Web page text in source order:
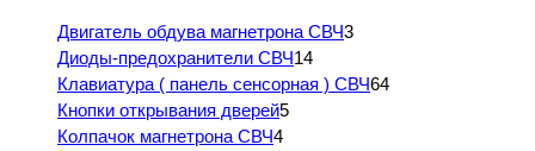
Двигатель обдува магнетрона СВЧ3
Диоды-предохранители СВЧ14
Клавиатура ( панель сенсорная ) СВЧ64
Кнопки открывания дверей5
Колпачок магнетрона СВЧ4